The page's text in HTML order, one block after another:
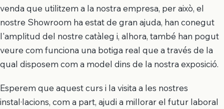
venda que utilitzem a la nostra empresa, per això, el
nostre Showroom ha estat de gran ajuda, han conegut
l'amplitud del nostre catàleg i, alhora, també han pogut
veure com funciona una botiga real que a través de la
qual disposem com a model dins de la nostra exposició.
Esperem que aquest curs i la visita a les nostres
instal·lacions, com a part, ajudi a millorar el futur laboral